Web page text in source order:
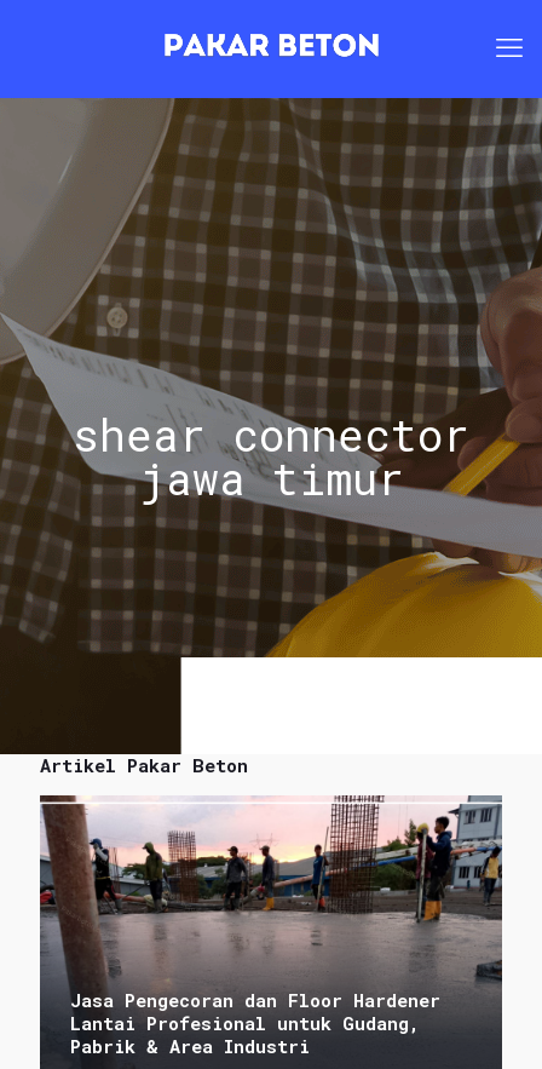
shear connector
jawa timur
Artikel Pakar Beton
Jasa Pengecoran dan Floor Hardener
Lantai Profesional untuk Gudang,
Pabrik & Area Industri